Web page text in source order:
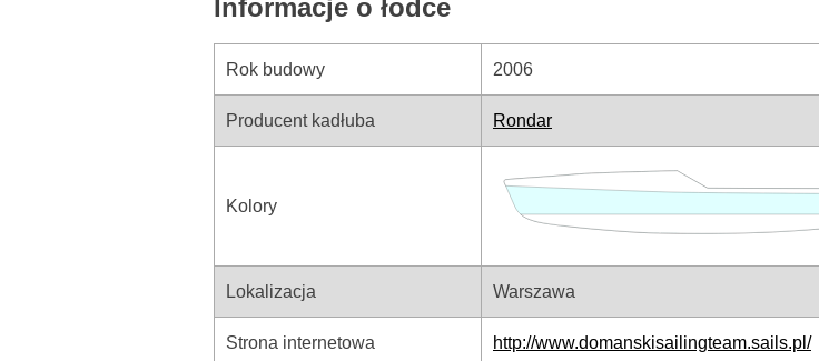
Informacje o łodce
Rok budowy 2006
Producent kadłuba Rondar
Kolory
Lokalizacja Warszawa
Strona internetowa http://www.domanskisailingteam.sails.pl/